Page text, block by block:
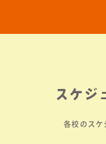
スケジ
各校のスケ